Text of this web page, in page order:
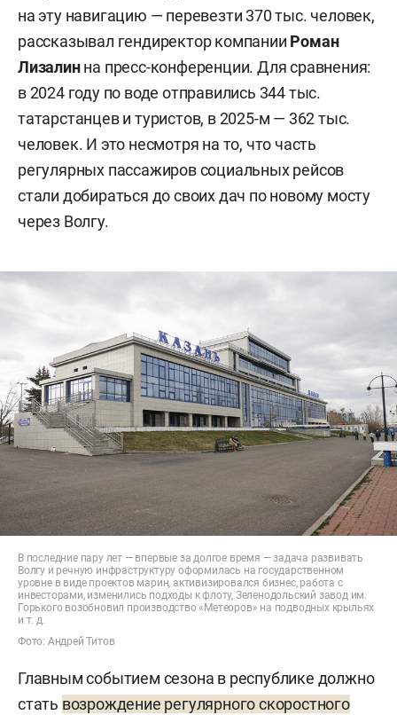
на эту навигацию — перевезти 370 тыс. человек,
рассказывал гендиректор компании Роман
Лизалинна пресс-конференции. Для сравнения:
в 2024 году по воде отправились 344 тыс.
татарстанцев и туристов, в 2025-м — 362 тыс.
человек. И это несмотря на то, что часть
регулярных пассажиров социальных рейсов
стали добираться до своих дач по новому мосту
через Волгу.
В последние пару лет — впервые за долгое время — задача развивать
Волгу и речную инфраструктуру оформилась на государственном
уровне в виде проектов марин, активизировался бизнес, работа с
инвесторами, изменились подходы к флоту, Зеленодольский завод им.
Горького возобновил производство «Метеоров» на подводных крыльях
и т. д.
Фото: Андрей Титов
Главным событием сезона в республике должно
стать возрождение регулярного скоростного